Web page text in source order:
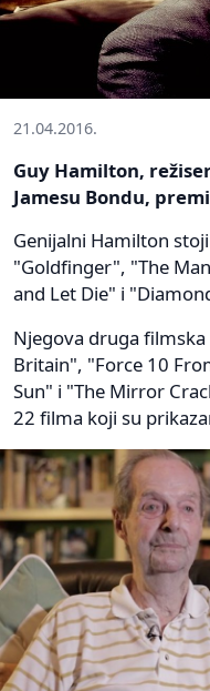
21.04.2016.
Guy Hamilton,
Jamesu Bondu,
Genijalni Hamilton
"Goldfinger", "The
and Let Die" i
Njegova druga
Britain", "Force 10
Sun" i "The Mirror
22 filma koji su